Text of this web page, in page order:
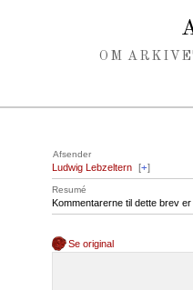
OM
Afsender
Ludwig Lebzeltern [+]
Resumé
Kommentarerne til dette brev er
Se original